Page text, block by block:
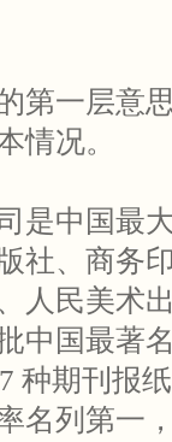
一层意思
情况。
中国最大
社、商务
人民美术
中国最著
种期刊报
名列第一